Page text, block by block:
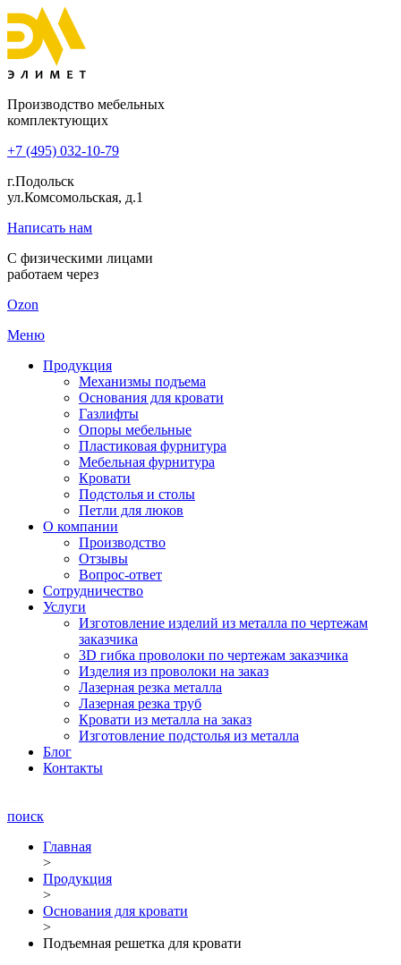
Производство мебельных
комплектующих
+7 (495) 032-10-79
г.Подольск
ул.Комсомольская, д.1
Написать нам
С физическими лицами
работаем через
Ozon
Меню
Продукция
Механизмы подъема
Основания для кровати
Газлифты
Опоры мебельные
Пластиковая фурнитура
Мебельная фурнитура
Кровати
Подстолья и столы
Петли для люков
О компании
Производство
Отзывы
Вопрос-ответ
Сотрудничество
Услуги
Изготовление изделий из металла по чертежам
заказчика
3D гибка проволоки по чертежам заказчика
Изделия из проволоки на заказ
Лазерная резка металла
Лазерная резка труб
Кровати из металла на заказ
Изготовление подстолья из металла
Блог
Контакты
поиск
Главная
>
Продукция
>
Основания для кровати
>
Подъемная решетка для кровати